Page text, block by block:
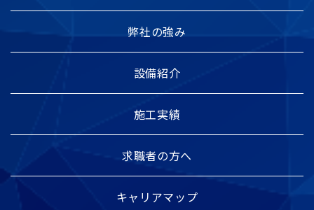
弊社の強み
設備紹介
施工実績
求職者の方へ
キャリアマップ